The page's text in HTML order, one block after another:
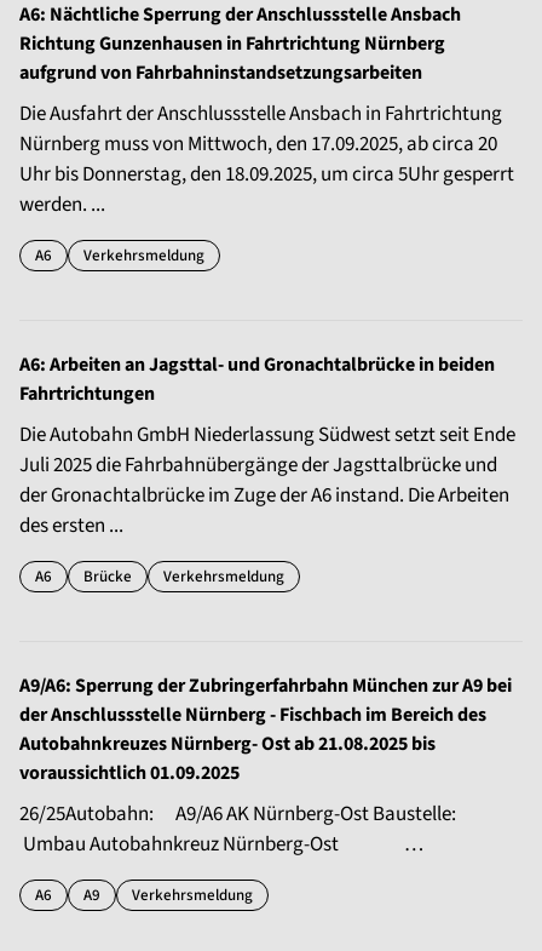
A6: Nächtliche Sperrung der Anschlussstelle Ansbach
Richtung Gunzenhausen in Fahrtrichtung Nürnberg
aufgrund von Fahrbahninstandsetzungsarbeiten
Die Ausfahrt der Anschlussstelle Ansbach in Fahrtrichtung
Nürnberg muss von Mittwoch, den 17.09.2025, ab circa 20
Uhr bis Donnerstag, den 18.09.2025, um circa 5Uhr gesperrt
werden. ...
A6 Verkehrsmeldung
A6: Arbeiten an Jagsttal- und Gronachtalbrücke in beiden
Fahrtrichtungen
Die Autobahn GmbH Niederlassung Südwest setzt seit Ende
Juli 2025 die Fahrbahnübergänge der Jagsttalbrücke und
der Gronachtalbrücke im Zuge der A6 instand. Die Arbeiten
des ersten ...
A6 Brücke Verkehrsmeldung
A9/A6: Sperrung der Zubringerfahrbahn München zur A9 bei
der Anschlussstelle Nürnberg - Fischbach im Bereich des
Autobahnkreuzes Nürnberg- Ost ab 21.08.2025 bis
voraussichtlich 01.09.2025
26/25Autobahn: A9/A6 AK Nürnberg-Ost Baustelle:
Umbau Autobahnkreuz Nürnberg-Ost …
A6 A9 Verkehrsmeldung